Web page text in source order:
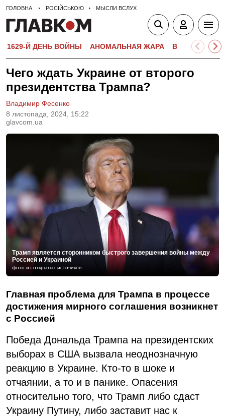
ГОЛОВНА РОСІЙСЬКОЮ МЫСЛИ ВСЛУХ
1629-Й ДЕНЬ ВОЙНЫ АНОМАЛЬНАЯ ЖАРА
Чего ждать Украине от второго
президентства Трампа?
8 листопада, 2024, 15:22
glavcom.ua
Владимир Фесенко
Трамп является сторонником быстрого завершения войны между
Россией и Украиной
фото из открытых источиков
Главная проблема для Трампа в процессе
достижения мирного соглашения возникнет
с Россией
Победа Дональда Трампа на президентских
выборах в США вызвала неоднозначную
реакцию в Украине. Кто-то в шоке и
отчаянии, а то и в панике. Опасения
относительно того, что Трамп либо сдаст
Украину Путину, либо заставит нас к